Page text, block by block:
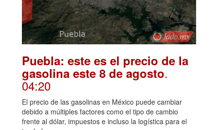
Puebla: este es el precio de la
gasolina este 8 de agosto.
04:20
El precio de las gasolinas en México puede cambiar
debido a múltiples factores como el tipo de cambio
frente al dólar, impuestos e incluso la logística para el